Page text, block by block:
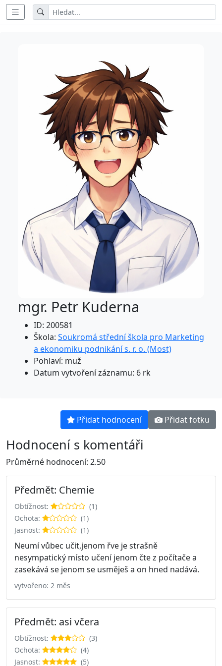
mgr. Petr Kuderna
ID: 200581
Škola: Soukromá střední škola pro Marketing
a ekonomiku podnikání s. r. o. (Most)
Pohlaví: muž
Datum vytvoření záznamu: 6 rk
Přidat hodnocení Přidat fotku
Hodnocení s komentáři
Průměrné hodnocení: 2.50
Předmět: Chemie
Obtížnost:
(1)
Ochota:
(1)
Jasnost:
(1)
Neumí vůbec učit,jenom řve je strašně
nesympatický místo učení jenom čte z počítače a
zasekává se jenom se usměješ a on hned nadává.
vytvořeno: 2 měs
Předmět: asi včera
Obtížnost:
(3)
Ochota:
(4)
Jasnost:
(5)